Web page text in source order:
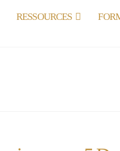
RESSOURCES